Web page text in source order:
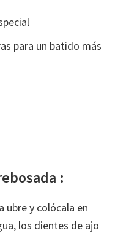
para un batido más
:
ubre y colócala en
los dientes de ajo